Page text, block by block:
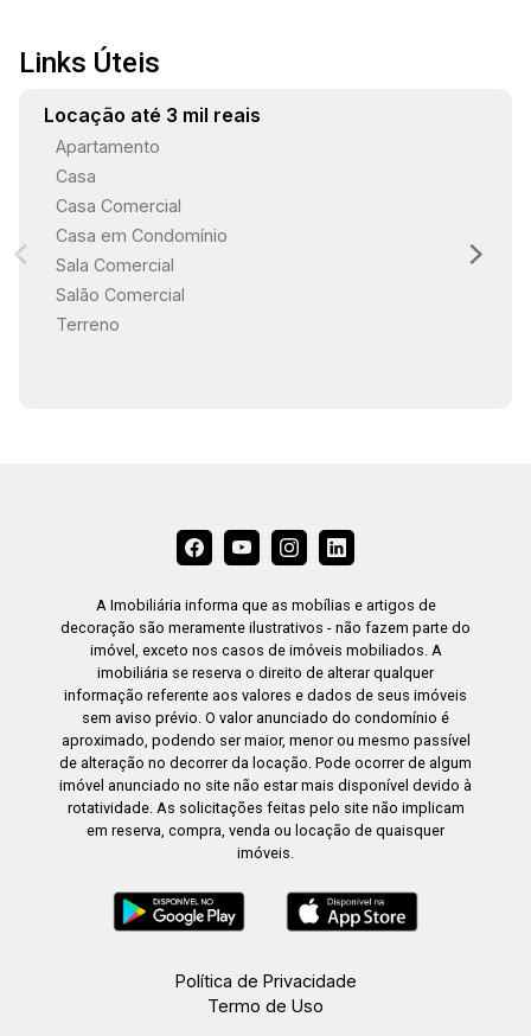
19:00
Links Úteis
Locação até 3 mil reais
Apartamento
Casa
Casa Comercial
Casa em Condomínio
Sala Comercial
Salão Comercial
Terreno
A Imobiliária informa que as mobílias e artigos de
decoração são meramente ilustrativos - não fazem parte do
imóvel, exceto nos casos de imóveis mobiliados. A
imobiliária se reserva o direito de alterar qualquer
informação referente aos valores e dados de seus imóveis
sem aviso prévio. O valor anunciado do condomínio é
aproximado, podendo ser maior, menor ou mesmo passível
de alteração no decorrer da locação. Pode ocorrer de algum
imóvel anunciado no site não estar mais disponível devido à
rotatividade. As solicitações feitas pelo site não implicam
em reserva, compra, venda ou locação de quaisquer
imóveis.
Política de Privacidade
Termo de Uso